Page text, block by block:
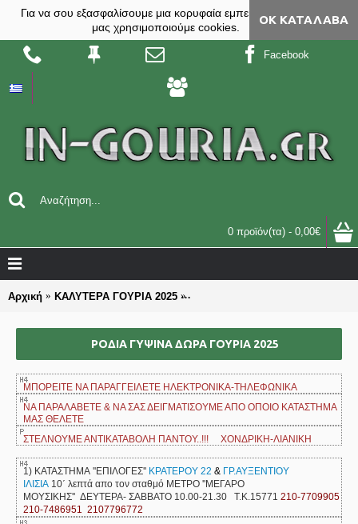
Για να σου εξασφαλίσουμε μια κορυφαία εμπειρία, στο site
μας χρησιμοποιούμε cookies.
ΟΚ ΚΑΤΆΛΑΒΑ
Facebook
0 προϊόν(τα) - 0,00€
Αρχική ΚΑΛΥΤΕΡΑ ΓΟΥΡΙΑ 2025 ΓΥΨΙΝΑ καλύτερα γούρια δώρα
ΡΟΔΙΑ ΓΥΨΙΝΑ ΔΏΡΑ ΓΟΥΡΙΑ 2025
ΜΠΟΡΕΙΤΕ ΝΑ ΠΑΡΑΓΓΕΙΛΕΤΕ ΗΛΕΚΤΡΟΝΙΚΑ-ΤΗΛΕΦΩΝΙΚΑ
ΝΑ ΠΑΡΑΛΑΒΕΤΕ & ΝΑ ΣΑΣ ΔΕΙΓΜΑΤΙΣΟΥΜΕ ΑΠΟ ΟΠΟΙΟ ΚΑΤΑΣΤΗΜΑ
ΜΑΣ ΘΕΛΕΤΕ
ΣΤΕΛΝΟΥΜΕ ΑΝΤΙΚΑΤΑΒΟΛΗ ΠΑΝΤΟΥ..!!! ΧΟΝΔΡΙΚΗ-ΛΙΑΝΙΚΗ
1) ΚΑΤΑΣΤΗΜΑ ''ΕΠΙΛΟΓΕΣ'' ΚΡΑΤΕΡΟΥ 22 & ΓΡ.ΑΥΞΕΝΤΙΟΥ
ΙΛΙΣΙΑ 10΄ λεπτά απο τον σταθμό ΜΕΤΡΟ ''ΜΕΓΑΡΟ
ΜΟΥΣΙΚΗΣ'' ΔΕΥΤΕΡΑ- ΣΑΒΒΑΤΟ 10.00-21.30 Τ.Κ.15771 210-7709905
210-7486951 2107796772